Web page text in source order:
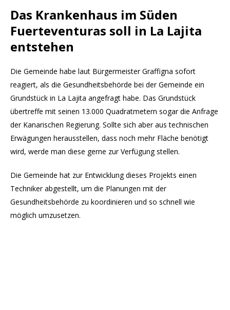
Das Krankenhaus im Süden
Fuerteventuras soll in La Lajita
entstehen
Die Gemeinde habe laut Bürgermeister Graffigna sofort
reagiert, als die Gesundheitsbehörde bei der Gemeinde ein
Grundstück in La Lajita angefragt habe. Das Grundstück
übertreffe mit seinen 13.000 Quadratmetern sogar die Anfrage
der Kanarischen Regierung. Sollte sich aber aus technischen
Erwägungen herausstellen, dass noch mehr Fläche benötigt
wird, werde man diese gerne zur Verfügung stellen.
Die Gemeinde hat zur Entwicklung dieses Projekts einen
Techniker abgestellt, um die Planungen mit der
Gesundheitsbehörde zu koordinieren und so schnell wie
möglich umzusetzen.